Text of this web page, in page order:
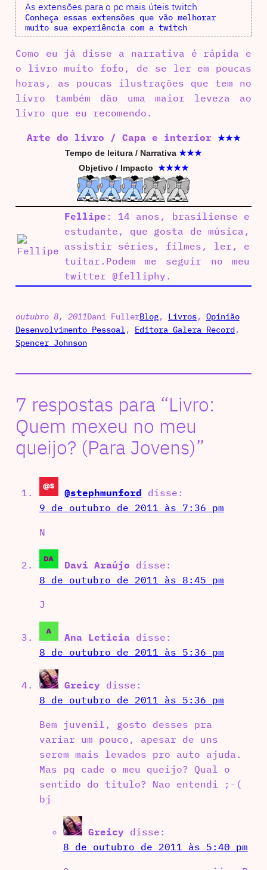
As extensões para o pc mais úteis twitch
Conheça essas extensões que vão melhorar
muito sua experiência com a twitch
Como eu já disse a narrativa é rápida e
o livro muito fofo, de se ler em poucas
horas, as poucas ilustrações que tem no
livro também dão uma maior leveza ao
livro que eu recomendo.
Arte do livro / Capa e interior
★★★
Tempo de leitura / Narrativa ★★★
Objetivo / Impacto ★★★★
Fellipe : 14 anos, brasiliense e
estudante, que gosta de música,
assistir séries, filmes, ler, e
tuítar.Podem me seguir no meu
twitter @felliphy.
outubro 8, 2011Dani FullerBlog, Livros, Opinião
Desenvolvimento Pessoal, Editora Galera Record
Spencer Johnson
7 respostas para “Livro:
Quem mexeu no meu
queijo? (Para Jovens)”
@stephmunford disse:
9 de outubro de 2011 às 7:36 pm
N
Davi Araújo disse:
8 de outubro de 2011 às 8:45 pm
J
Ana Leticia disse:
8 de outubro de 2011 às 5:36 pm
Greicy disse:
8 de outubro de 2011 às 5:36 pm
Bem juvenil, gosto desses pra
variar um pouco, apesar de uns
serem mais levados pro auto ajuda.
Mas pq cade o meu queijo? Qual o
sentido do titulo? Nao entendi ;-(
bj
Greicy disse:
8 de outubro de 2011 às 5:40 pm